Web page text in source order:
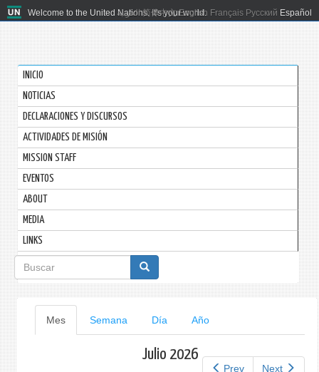
Welcome to the United Nations. It's your world.
العربية 简体中文 English Français Русский Español
INICIO
NOTICIAS
DECLARACIONES Y DISCURSOS
ACTIVIDADES DE MISIÓN
MISSION STAFF
EVENTOS
ABOUT
MEDIA
LINKS
Formulario
de
búsqueda
Solapas
principales
Mes(solapa
activa)
Semana Día Año
Prev Next
Julio 2026